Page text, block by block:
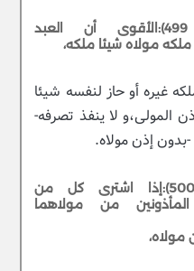
(مسألة 499):الأقوى أن العبد
مولاه شيئا ملكه،
غيره أو حاز لنفسه شيئا
المولى،و لا ينفذ تصرفه-
-بدون إذن مولاه.
(مسألة 500):إذا اشترى كل من
المأذونين من مولاهما